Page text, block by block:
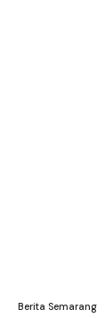
Berita Semarang